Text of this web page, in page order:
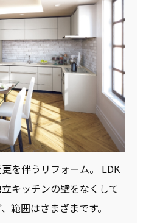
を伴うリフォーム。 LDK
キッチンの壁をなくして
範囲はさまざまです。